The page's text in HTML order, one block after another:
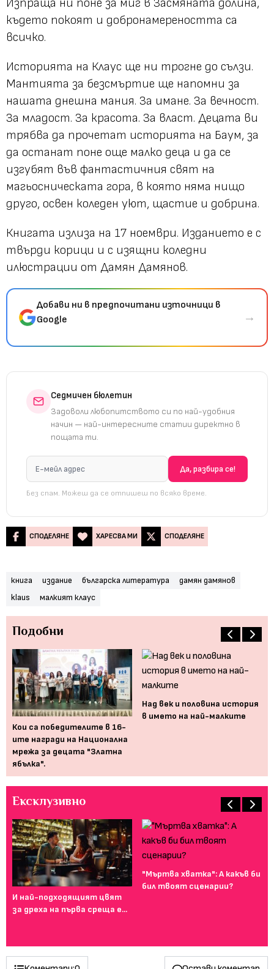
Изпраща ни поне за миг в Засмяната долина,
където покоят и добронамереността са
всичко.
Историята на Клаус ще ни трогне до сълзи.
Мантията за безсмъртие ще напомни за
нашата днешна мания. За имане. За вечност.
За младост. За красота. За власт. Децата ви
трябва да прочетат историята на Баум, за
да останат поне още малко деца и да се
изгубят във фантастичния свят на
магьосническата гора, в която няма нищо
друго, освен коледен уют, щастие и добрина.
Книгата излиза на 17 ноември. Изданието е с
твърди корици и с изящни коледни
илюстрации от Дамян Дамянов.
Добави ни в предпочитани източници в
Google
→
Седмичен бюлетин
Задоволи любопитството си по най-удобния
начин — най-интересните статии директно в
пощата ти.
Без спам. Можеш да се отпишеш по всяко време.
СПОДЕЛЯНЕ ХАРЕСВА МИ СПОДЕЛЯНЕ
книга издание българска литература
дамян дамянов
klaus
малкият клаус
Подобни
Кои са победителите в 16-
ите награди на Национална
мрежа за децата "Златна
ябълка".
Над век и половина история
в името на най-малките
Ексклузивно
И най-подходящият цвят
за дреха на първа среща е...
"Мъртва хватка": А какъв би
бил твоят сценарии?